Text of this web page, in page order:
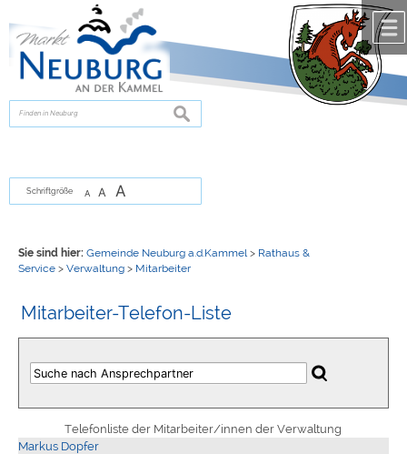
zur Navigationoder
springen.
suchen
Schriftgröße A A A
Sie sind hier: Gemeinde Neuburg a.d.Kammel > Rathaus &
Service> Verwaltung> Mitarbeiter
Mitarbeiter-Telefon-Liste
Telefonliste der Mitarbeiter/innen der Verwaltung
Markus Dopfer